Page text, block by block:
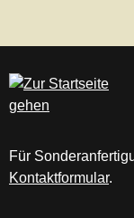
Für
Kontaktformular.